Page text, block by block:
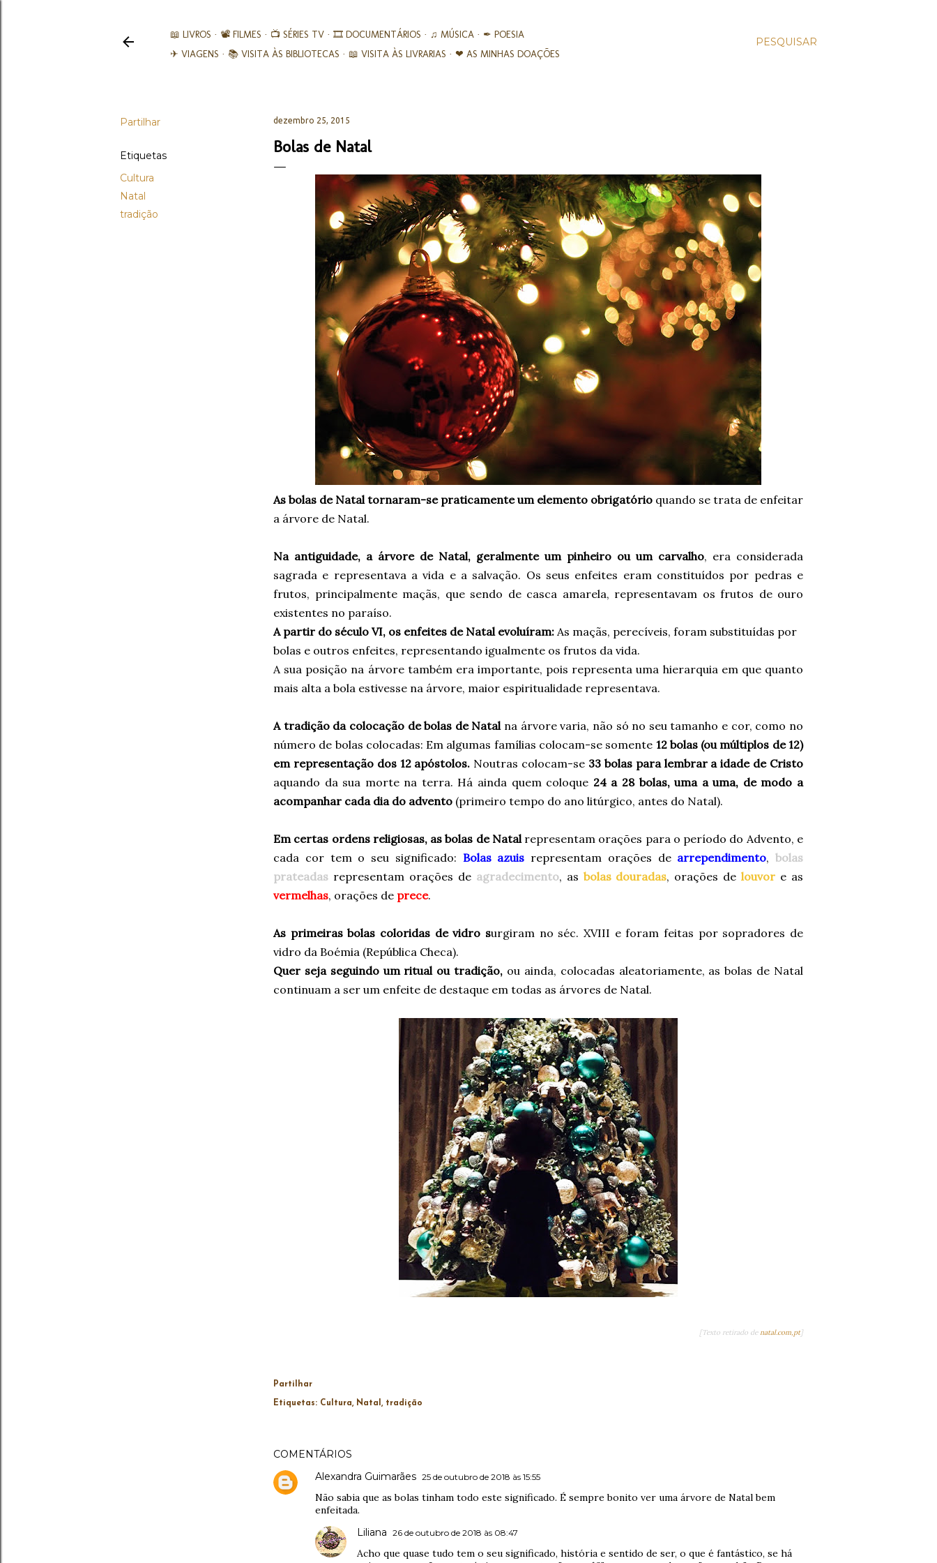
PESQUISAR
📖 LIVROS 📽️ FILMES 📺 SÉRIES TV 🎞︎ DOCUMENTÁRIOS ♫ MÚSICA
✒ POESIA
✈ VIAGENS
📚︎ VISITA ÀS BIBLIOTECAS 📖 VISITA ÀS LIVRARIAS ❤ AS MINHAS DOAÇÕES
Partilhar
Etiquetas
Cultura
Natal
tradição
dezembro 25, 2015
Bolas de Natal
As bolas de Natal tornaram-se praticamente um elemento obrigatório quando se trata de enfeitar
a árvore de Natal.
Na antiguidade, a árvore de Natal, geralmente um pinheiro ou um carvalho, era considerada
sagrada e representava a vida e a salvação. Os seus enfeites eram constituídos por pedras e
frutos, principalmente maçãs, que sendo de casca amarela, representavam os frutos de ouro
existentes no paraíso.
A partir do século VI, os enfeites de Natal evoluíram: As maçãs, perecíveis, foram substituídas por
bolas e outros enfeites, representando igualmente os frutos da vida.
A sua posição na árvore também era importante, pois representa uma hierarquia em que quanto
mais alta a bola estivesse na árvore, maior espiritualidade representava.
A tradição da colocação de bolas de Natal na árvore varia, não só no seu tamanho e cor, como no
número de bolas colocadas: Em algumas famílias colocam-se somente 12 bolas (ou múltiplos de 12)
em representação dos 12 apóstolos. Noutras colocam-se 33 bolas para lembrar a idade de Cristo
aquando da sua morte na terra. Há ainda quem coloque 24 a 28 bolas, uma a uma, de modo a
acompanhar cada dia do advento (primeiro tempo do ano litúrgico, antes do Natal).
Em certas ordens religiosas, as bolas de Natal representam orações para o período do Advento, e
cada cor tem o seu significado: Bolas azuis representam orações de arrependimento, bolas
prateadas representam orações de agradecimento, as bolas douradas, orações delouvor e as
vermelhas, orações de prece.
As primeiras bolas coloridas de vidro surgiram no séc. XVIII e foram feitas por sopradores de
vidro da Boémia (República Checa).
Quer seja seguindo um ritual ou tradição, ou ainda, colocadas aleatoriamente, as bolas de Natal
continuam a ser um enfeite de destaque em todas as árvores de Natal.
[Texto retirado denatal.com,pt]
Partilhar
Etiquetas: Cultura Natal tradição
COMENTÁRIOS
Alexandra Guimarães 25 de outubro de 2018 às 15:55
Não sabia que as bolas tinham todo este significado. É sempre bonito ver uma árvore de Natal bem
enfeitada.
Liliana 26 de outubro de 2018 às 08:47
Acho que quase tudo tem o seu significado, história e sentido de ser, o que é fantástico, se há